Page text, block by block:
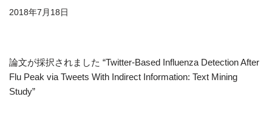
2018年7月18日
論文が採択されました “Twitter-Based Influenza Detection After
Flu Peak via Tweets With Indirect Information: Text Mining
Study”